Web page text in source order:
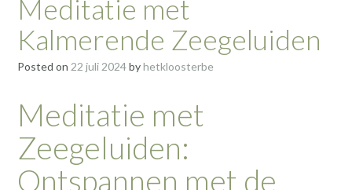
Meditatie met
Kalmerende Zeegeluiden
Posted on 22 juli 2024byhetkloosterbe
Meditatie met
Zeegeluiden:
Ontspannen met de